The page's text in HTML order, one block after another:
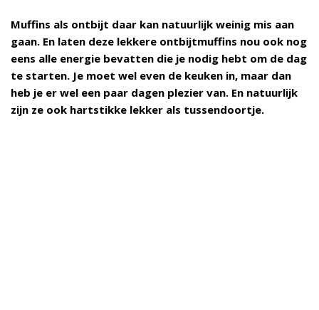
Muffins als ontbijt daar kan natuurlijk weinig mis aan
gaan. En laten deze lekkere ontbijtmuffins nou ook nog
eens alle energie bevatten die je nodig hebt om de dag
te starten. Je moet wel even de keuken in, maar dan
heb je er wel een paar dagen plezier van. En natuurlijk
zijn ze ook hartstikke lekker als tussendoortje.